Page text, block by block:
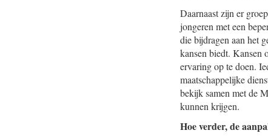
Daarnaast zijn er
jongeren met een
die bijdragen aan het
kansen biedt. Kansen
ervaring op te doen.
maatschappelijke
bekijk samen met de
kunnen krijgen.
Hoe verder, de